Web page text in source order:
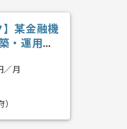
】某金融機
・運用の
／月